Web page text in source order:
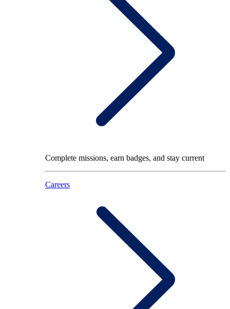
Complete missions, earn badges, and stay current
Careers